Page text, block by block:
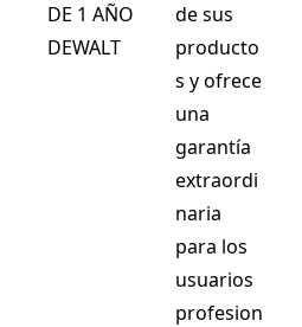
DE 1 AÑO
DEWALT
de sus
producto
s y ofrece
una
garantía
extraordi
naria
para los
usuarios
profesion